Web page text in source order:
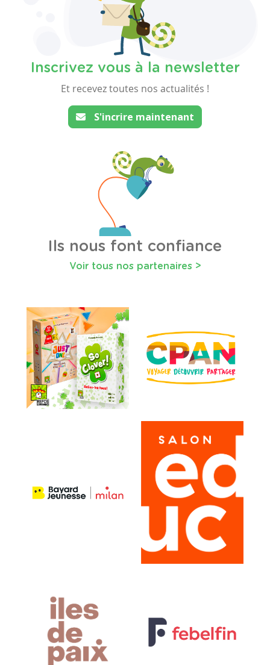
Inscrivez vous à la newsletter
Et recevez toutes nos actualités !
S'incrire maintenant
Ils nous font confiance
Voir tous nos partenaires >